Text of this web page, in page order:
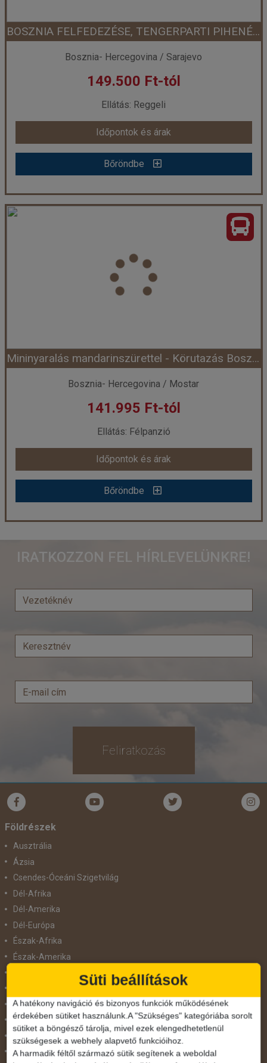
Időpont: 2026-08-24 | 6 éj
már 237.000 Ft-tól
Időpontok és árak
Bőröndbe
BOSZNIA FELFEDEZÉSE, TENGERPARTI PIHENÉSSEL - KÖRUTAZÁS, ÜDÜLÉS AUTÓBUSSZAL
Bosznia- Hercegovina / Sarajevo
149.500 Ft-tól
Ellátás: Reggeli
Időpontok és árak
Bőröndbe
BOSZNIA FELFEDEZÉSE, TENGERPARTI PIHENÉSSEL - KÖRUTAZÁS, ÜDÜLÉS AUTÓBUSSZAL
Város: Sarajevo
Utazás módja:Busszal
Ellátás:
Reggeli
Szálláskategória:
Program szerint
Időpont: 2026-09-03 | 3 éj
már 149.500 Ft-tól
Időpontok és árak
Bőröndbe
Mininyaralás mandarinszürettel - Körutazás Boszniában és Horvátországban ***
Bosznia- Hercegovina / Mostar
141.995 Ft-tól
Ellátás: Félpanzió
Időpontok és árak
Bőröndbe
Város:Mostar
Időtartam:4 éj
már 141.995 Ft-tól
Időpontok és árak
IRATKOZZON FEL HÍRLEVELÜNKRE!
Feliratkozás
Földrészek
Ausztrália
Ázsia
Csendes-Óceáni Szigetvilág
Dél-Afrika
Dél-Amerika
Dél-Európa
Észak-Afrika
Észak-Amerika
Kelet-Európa
Közel-Kelet
Közép-Amerika
Közép-Európa
Süti beállítások
A hatékony navigáció és bizonyos funkciók működésének
érdekében sütiket használunk.A "Szükséges" kategóriába sorolt
sütiket a böngésző tárolja, mivel ezek elengedhetetlenül
szükségesek a webhely alapvető funkcióihoz.
A harmadik féltől származó sütik segítenek a weboldal